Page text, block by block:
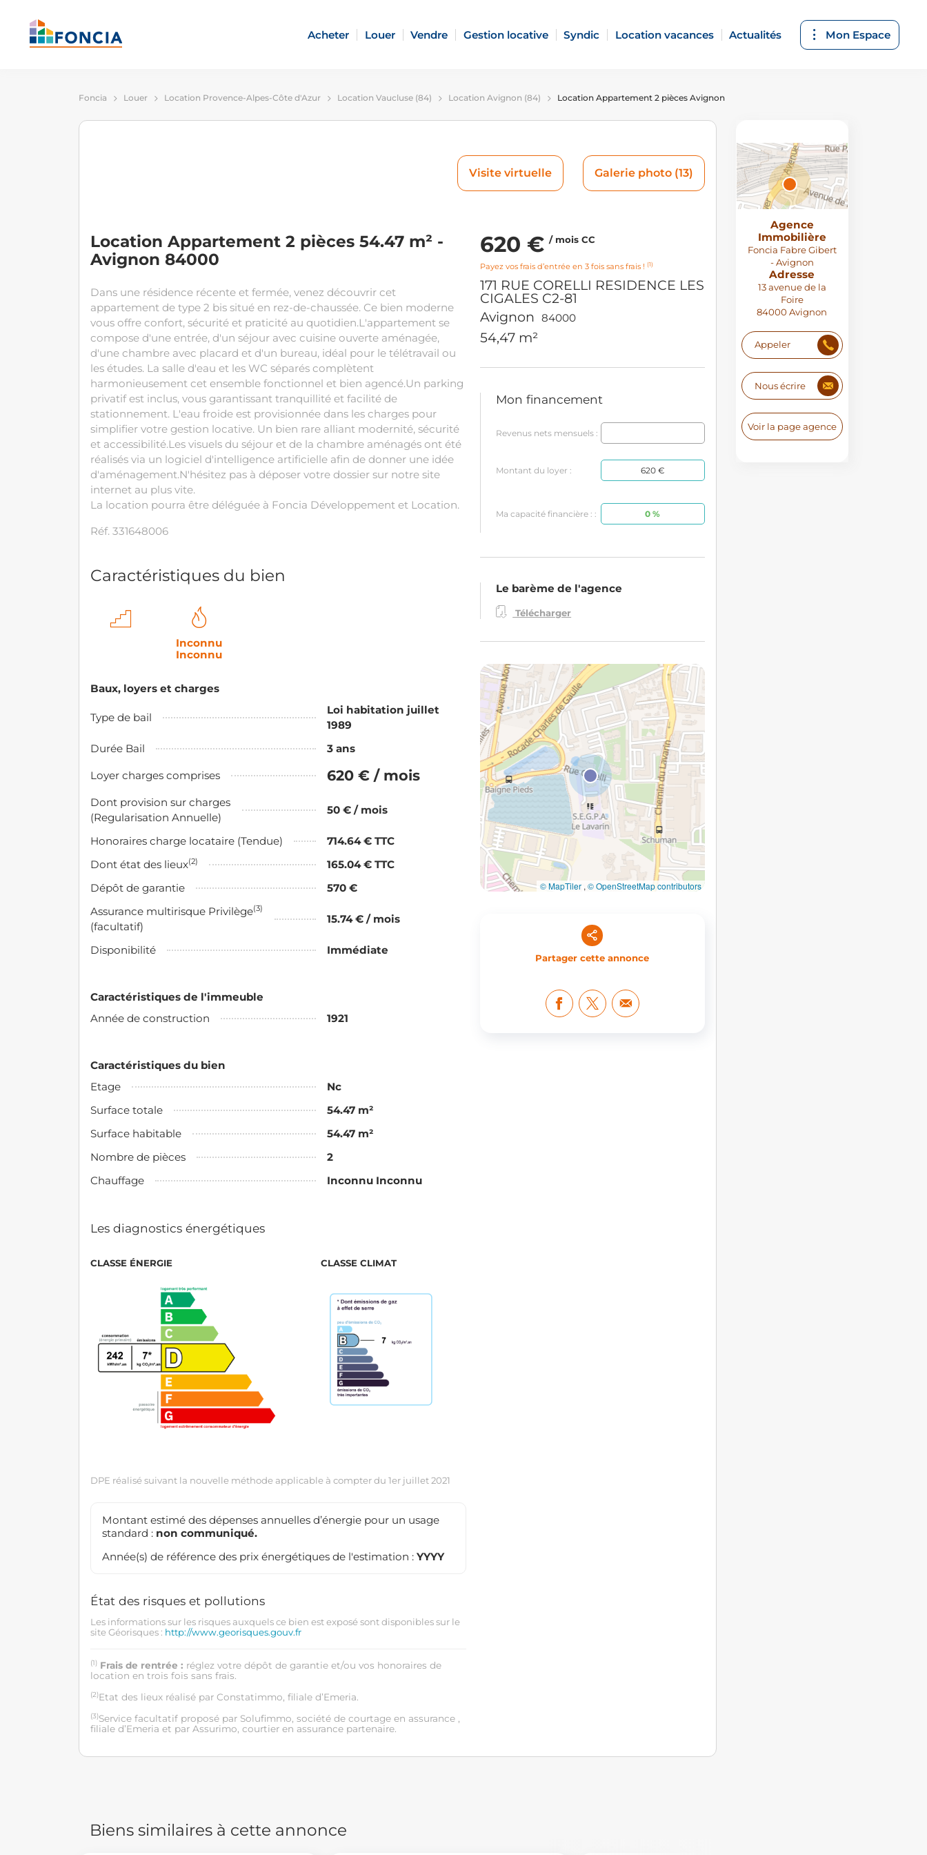
Acheter Louer Vendre Gestion locative Syndic Location vacances Actualités Mon Espace
Foncia Louer Location Provence-Alpes-Côte d'Azur Location Vaucluse (84) Location Avignon (84) Location Appartement 2 pièces Avignon
Visite virtuelle Galerie photo (13)
Location Appartement 2 pièces 54.47 m² -
Avignon 84000
Dans une résidence récente et fermée, venez découvrir cet
appartement de type 2 bis situé en rez-de-chaussée. Ce bien moderne
vous offre confort, sécurité et praticité au quotidien.L'appartement se
compose d'une entrée, d'un séjour avec cuisine ouverte aménagée,
d'une chambre avec placard et d'un bureau, idéal pour le télétravail ou
les études. La salle d'eau et les WC séparés complètent
harmonieusement cet ensemble fonctionnel et bien agencé.Un parking
privatif est inclus, vous garantissant tranquillité et facilité de
stationnement. L'eau froide est provisionnée dans les charges pour
simplifier votre gestion locative. Un bien rare alliant modernité, sécurité
et accessibilité.Les visuels du séjour et de la chambre aménagés ont été
réalisés via un logiciel d'intelligence artificielle afin de donner une idée
d'aménagement.N'hésitez pas à déposer votre dossier sur notre site
internet au plus vite.
La location pourra être déléguée à Foncia Développement et Location.
Réf. 331648006
Caractéristiques du bien
Inconnu
Inconnu
Baux, loyers et charges
Type de bail
Loi habitation juillet
1989
Durée Bail
3 ans
Loyer charges comprises 620 € / mois
Dont provision sur charges
(Regularisation Annuelle)
50 € / mois
Honoraires charge locataire (Tendue)
714.64 € TTC
Dont état des lieux(2)
165.04 € TTC
Dépôt de garantie
570 €
Assurance multirisque Privilège(3)
(facultatif)
15.74 € / mois
Disponibilité Immédiate
Caractéristiques de l'immeuble
Année de construction
1921
Caractéristiques du bien
Etage
Nc
Surface totale
54.47 m²
Surface habitable
54.47 m²
Nombre de pièces
2
Chauffage
Inconnu Inconnu
Les diagnostics énergétiques
CLASSE ÉNERGIE CLASSE CLIMAT
DPE réalisé suivant la nouvelle méthode applicable à compter du 1er juillet 2021
Montant estimé des dépenses annuelles d’énergie pour un usage
standard : non communiqué.
Année(s) de référence des prix énergétiques de l'estimation :YYYY
État des risques et pollutions
Les informations sur les risques auxquels ce bien est exposé sont disponibles sur le
site Géorisques : http://www.georisques.gouv.fr
(1) Frais de rentrée : réglez votre dépôt de garantie et/ou vos honoraires de
location en trois fois sans frais.
(2)Etat des lieux réalisé par Constatimmo, filiale d’Emeria.
(3)Service facultatif proposé par Solufimmo, société de courtage en assurance ,
filiale d’Emeria et par Assurimo, courtier en assurance partenaire.
620 € / mois CC
Payez vos frais d’entrée en 3 fois sans frais ! (1)
171 RUE CORELLI RESIDENCE LES
CIGALES C2-81
Avignon 84000
54,47 m²
Mon financement
Revenus nets mensuels :
Montant du loyer : 620 €
Ma capacité financière : : 0 %
Le barème de l'agence
Télécharger
© MapTiler ,© OpenStreetMap contributors
Partager cette annonce
Biens similaires à cette annonce
Attributions
© MapTiler
© OpenStreetMap
contributors
Agence
Immobilière
Foncia Fabre Gibert
- Avignon
Adresse
13 avenue de la
Foire
84000 Avignon
Appeler
Nous écrire
Voir la page agence